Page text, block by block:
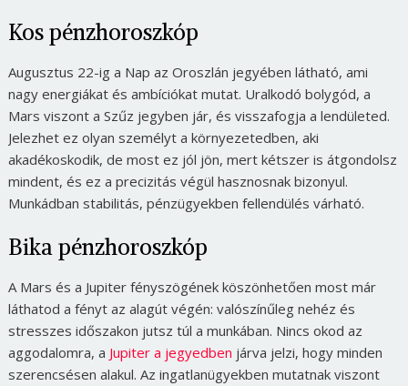
Kos pénzhoroszkóp
Augusztus 22-ig a Nap az Oroszlán jegyében látható, ami
nagy energiákat és ambíciókat mutat. Uralkodó bolygód, a
Mars viszont a Szűz jegyben jár, és visszafogja a lendületed.
Jelezhet ez olyan személyt a környezetedben, aki
akadékoskodik, de most ez jól jön, mert kétszer is átgondolsz
mindent, és ez a precizitás végül hasznosnak bizonyul.
Munkádban stabilitás, pénzügyekben fellendülés várható.
Bika pénzhoroszkóp
A Mars és a Jupiter fényszögének köszönhetően most már
láthatod a fényt az alagút végén: valószínűleg nehéz és
stresszes időszakon jutsz túl a munkában. Nincs okod az
aggodalomra, a Jupiter a jegyedben járva jelzi, hogy minden
szerencsésen alakul. Az ingatlanügyekben mutatnak viszont